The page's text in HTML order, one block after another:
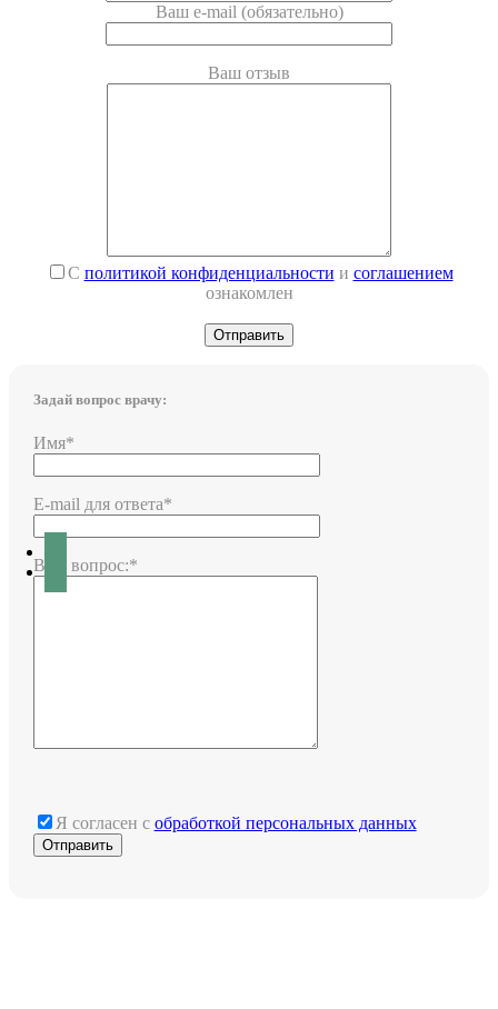
Ваш e-mail (обязательно)
Ваш отзыв
С политикой конфиденциальности и соглашением
ознакомлен
Задай вопрос врачу:
Имя*
E-mail для ответа*
Ваш вопрос:*
Я согласен с обработкой персональных данных